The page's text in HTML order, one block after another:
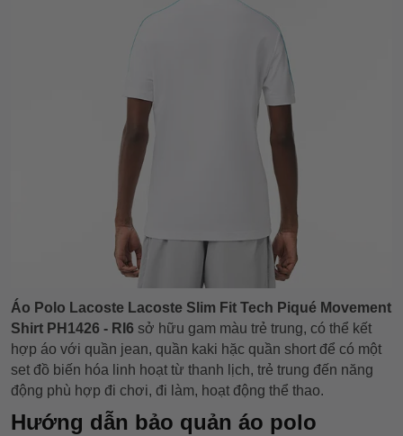
Áo Polo Lacoste Lacoste Slim Fit Tech Piqué Movement
Shirt PH1426 - RI6 sở hữu gam màu trẻ trung, có thể kết
hợp áo với quần jean, quần kaki hặc quần short để có một
set đồ biến hóa linh hoạt từ thanh lịch, trẻ trung đến năng
động phù hợp đi chơi, đi làm, hoạt động thể thao.
Hướng dẫn bảo quản áo polo